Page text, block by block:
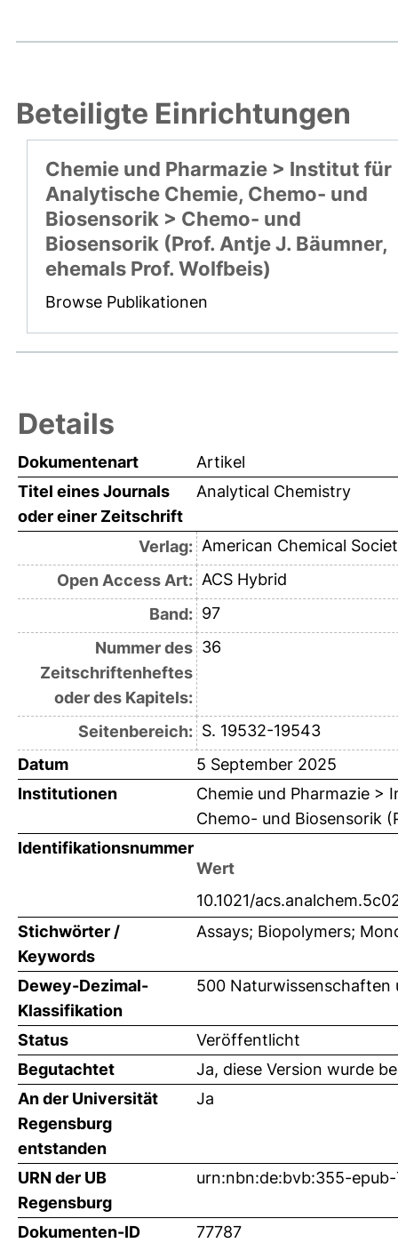
Beteiligte Einrichtungen
Chemie und Pharmazie > Institut für
Analytische Chemie, Chemo- und
Biosensorik > Chemo- und
Biosensorik (Prof. Antje J. Bäumner,
ehemals Prof. Wolfbeis)
Browse Publikationen
Details
Dokumentenart
Artikel
Titel eines Journals
oder einer Zeitschrift
Analytical Chemistry
Verlag: American Chemical
Open Access Art: ACS Hybrid
Band: 97
Nummer des
Zeitschriftenheftes
oder des Kapitels:
36
Seitenbereich: S. 19532-19543
Datum
5 September 2025
Institutionen
Chemie und Pharmazie >
Chemo- und Biosensorik
Identifikationsnummer
Wert
10.1021/
Stichwörter /
Keywords
Assays; Biopolymers;
Dewey-Dezimal-
Klassifikation
500 Naturwissenschaften
Status
Veröffentlicht
Begutachtet
Ja, diese Version wurde
An der Universität
Regensburg
entstanden
Ja
URN der UB
Regensburg
urn:nbn:de:bvb:355-
Dokumenten-ID 77787